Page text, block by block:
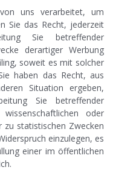
uns verarbeitet, um
Sie das Recht, jederzeit
Sie betreffender
derartiger Werbung
soweit es mit solcher
haben das Recht, aus
Situation ergeben,
Sie betreffender
oder
zu statistischen Zwecken
einzulegen, es
einer im öffentlichen